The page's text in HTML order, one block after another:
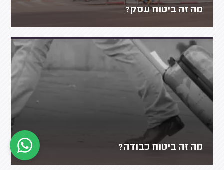
מה זה ביטוח עסק?
מה זה ביטוח כבודה?